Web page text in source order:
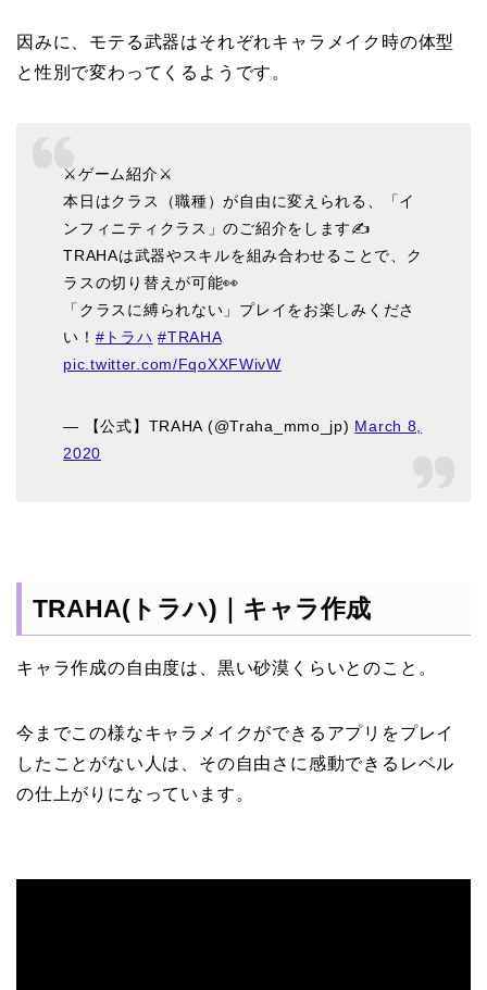
因みに、モテる武器はそれぞれキャラメイク時の体型
と性別で変わってくるようです。
⚔ゲーム紹介⚔
本日はクラス（職種）が自由に変えられる、「イ
ンフィニティクラス」のご紹介をします✍
TRAHAは武器やスキルを組み合わせることで、ク
ラスの切り替えが可能👀
「クラスに縛られない」プレイをお楽しみくださ
い！ #トラハ #TRAHA
pic.twitter.com/FqoXXFWivW
— 【公式】TRAHA (@Traha_mmo_jp) March 8,
2020
TRAHA(トラハ)｜キャラ作成
キャラ作成の自由度は、黒い砂漠くらいとのこと。
今までこの様なキャラメイクができるアプリをプレイ
したことがない人は、その自由さに感動できるレベル
の仕上がりになっています。